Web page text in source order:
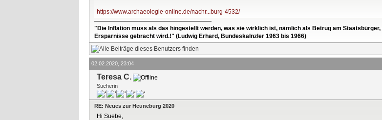
https://www.archaeologie-online.de/nachr...burg-4532/
"Die Inflation muss als das hingestellt werden, was sie wirklich ist, nämlich als Betrug am
Ersparnisse gebracht wird.!" (Ludwig Erhard, Bundeskalnzler 1963 bis 1966)
02.02.2020, 23:04
Teresa C.
Sucherin
RE: Neues zur Heuneburg 2020
Hi Suebe,